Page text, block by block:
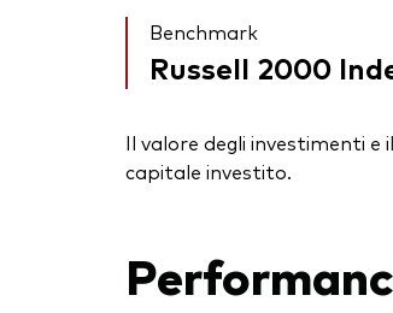
Benchmark
Russell 2000
Il valore degli investimenti
capitale investito.